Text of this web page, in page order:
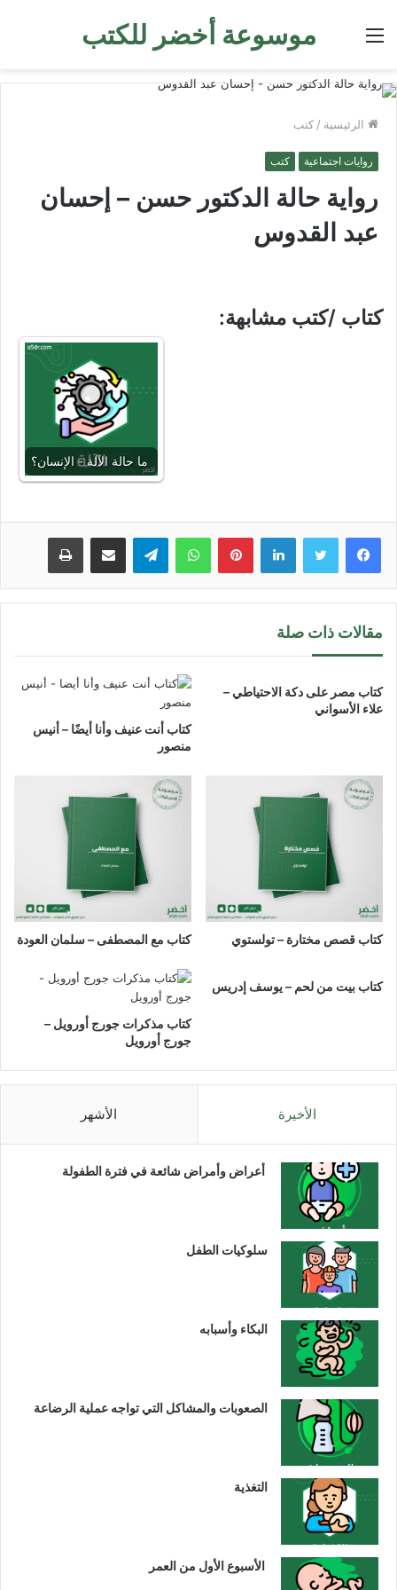
موسوعة أخضر للكتب القائمة
الرئيسية / كتب
روايات اجتماعية كتب
رواية حالة الدكتور حسن – إحسان
عبد القدوس
كتاب /كتب مشابهة:
ما حالة الآلة - الإنسان؟
لينكدإن بينتيريستواتساب تيلقرام مشاركة عبر البريد طباعة
مقالات ذات صلة
كتاب مصر على دكة الاحتياطي –
علاء الأسواني
كتاب أنت عنيف وأنا أيضًا – أنيس
منصور
كتاب قصص مختارة – تولستوي كتاب مع المصطفى – سلمان العودة
كتاب بيت من لحم – يوسف إدريس
كتاب مذكرات جورج أورويل –
جورج أورويل
الأخيرة الأشهر
أعراض وأمراض شائعة في فترة الطفولة
سلوكيات الطفل
البكاء وأسبابه
الصعوبات والمشاكل التي تواجه عملية الرضاعة
التغذية
الأسبوع الأول من العمر